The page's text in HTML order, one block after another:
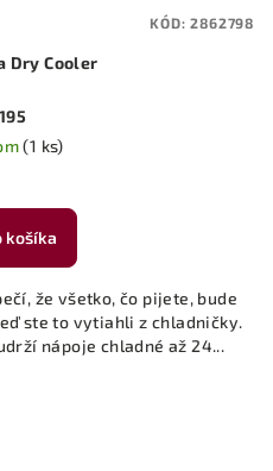
Dry Cooler
(1 ks)
košíka
že všetko, čo pijete, bude
ste to vytiahli z chladničky.
nápoje chladné až 24...
KÓD:2862798